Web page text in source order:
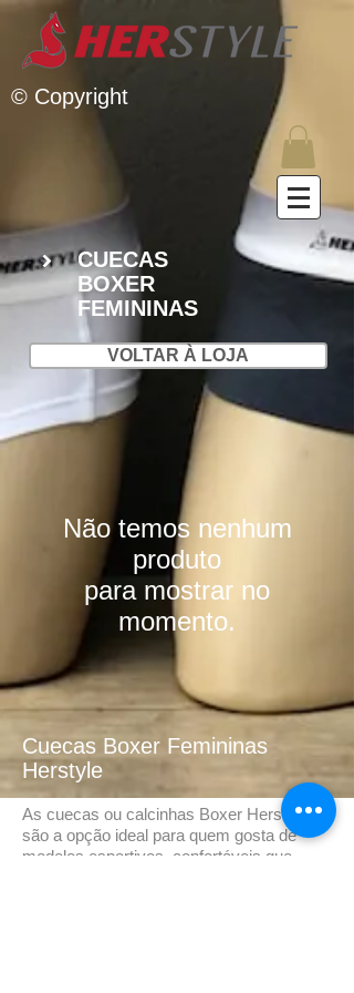
© Copyright
CUECAS
BOXER
FEMININAS
VOLTAR À LOJA
Não temos nenhum
produto
para mostrar no
momento.
Cuecas Boxer Femininas
Herstyle
As cuecas ou calcinhas Boxer Herstyle
são a opção ideal para quem gosta de
modelos esportivos, confortáveis que